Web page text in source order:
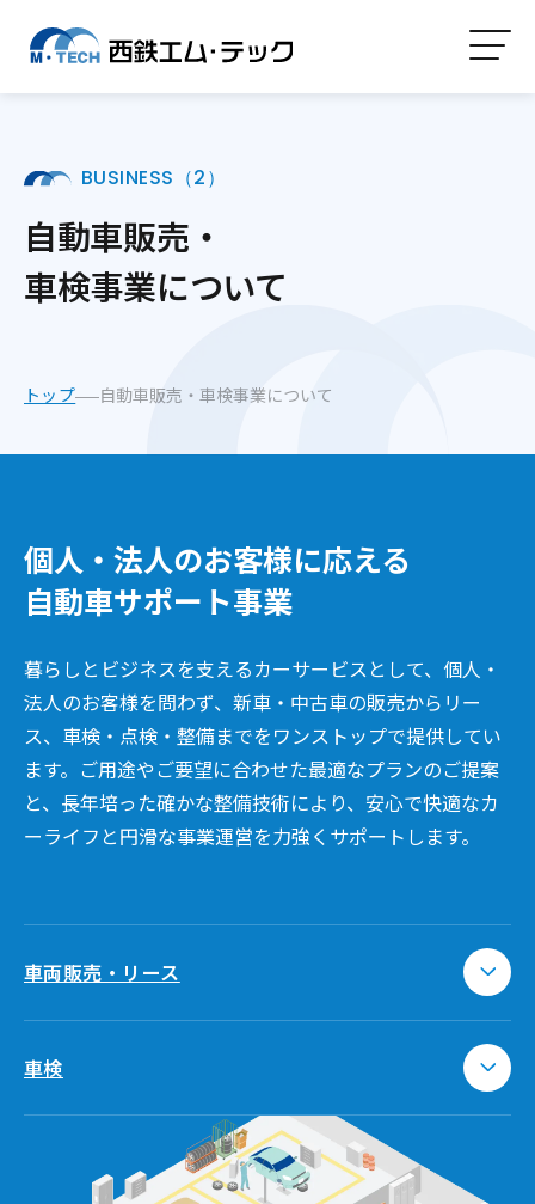
BUSINESS（2）
自動車販売・
車検事業について
トップ 自動車販売・車検事業について
個人・法人のお客様に応える
自動車サポート事業
暮らしとビジネスを支えるカーサービスとして、個人・
法人のお客様を問わず、新車・中古車の販売からリー
ス、車検・点検・整備までをワンストップで提供してい
ます。ご用途やご要望に合わせた最適なプランのご提案
と、長年培った確かな整備技術により、安心で快適なカ
ーライフと円滑な事業運営を力強くサポートします。
車両販売・リース
車検